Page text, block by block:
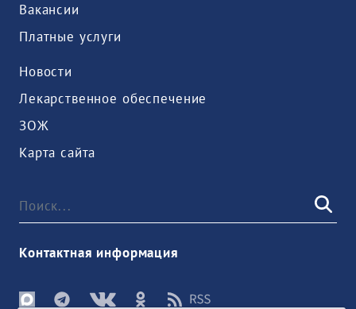
Вакансии
Платные услуги
Новости
Лекарственное обеспечение
ЗОЖ
Карта сайта
Контактная информация